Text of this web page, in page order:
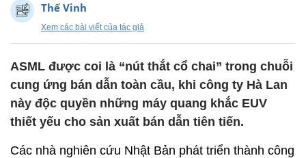
Thế Vinh
Xem các bài viết của tác giả
ASML được coi là “nút thắt cổ chai” trong chuỗi
cung ứng bán dẫn toàn cầu, khi công ty Hà Lan
này độc quyền những máy quang khắc EUV
thiết yếu cho sản xuất bán dẫn tiên tiến.
Các nhà nghiên cứu Nhật Bản phát triển thành công